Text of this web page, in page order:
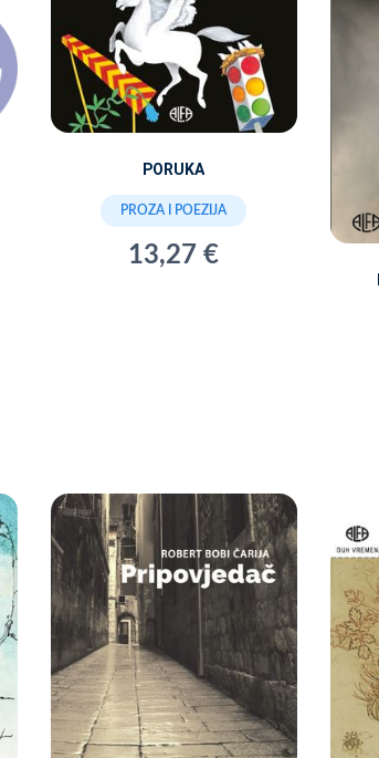
PORUKA
PROZA I POEZIJA
13,27 €